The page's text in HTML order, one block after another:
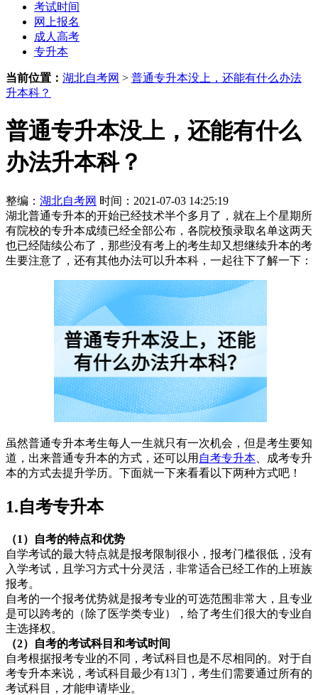
考试时间
网上报名
成人高考
专升本
当前位置： 湖北自考网 > 普通专升本没上，还能有什么办法
升本科？
普通专升本没上，还能有什么
办法升本科？
整编： 湖北自考网 时间：2021-07-03 14:25:19
湖北普通专升本的开始已经技术半个多月了，就在上个星期所
有院校的专升本成绩已经全部公布，各院校预录取名单这两天
也已经陆续公布了，那些没有考上的考生却又想继续升本的考
生要注意了，还有其他办法可以升本科，一起往下了解一下：
虽然普通专升本考生每人一生就只有一次机会，但是考生要知
道，出来普通专升本的方式，还可以用 自考专升本 、成考专升
本的方式去提升学历。下面就一下来看看以下两种方式吧！
1.自考专升本
（1）自考的特点和优势
自学考试的最大特点就是报考限制很小，报考门槛很低，没有
入学考试，且学习方式十分灵活，非常适合已经工作的上班族
报考。
自考的一个报考优势就是报考专业的可选范围非常大，且专业
是可以跨考的（除了医学类专业），给了考生们很大的专业自
主选择权。
（2）自考的考试科目和考试时间
自考根据报考专业的不同，考试科目也是不尽相同的。对于自
考专升本来说，考试科目最少有13门，考生们需要通过所有的
考试科目，才能申请毕业。